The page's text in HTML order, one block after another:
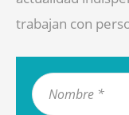
trabajan con